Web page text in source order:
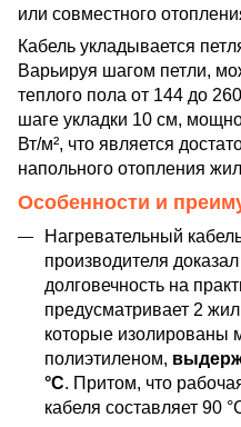
или совместного
Кабель укладывается
Варьируя шагом петли,
теплого пола от 144 до
шаге укладки 10 см,
Вт/м², что является
напольного отопления
Особенности и
Нагревательный
производителя
долговечность на
предусматривает 2
которые изолированы
полиэтиленом,
°C. Притом, что
кабеля составляет 90